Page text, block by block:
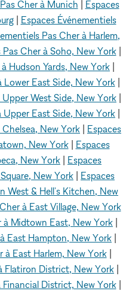
Cher à Munich
Espaces
| Espaces Événementiels
Pas Cher à Harlem,
Cher à Soho, New York|
Hudson Yards, New York
Lower East Side, New York|
West Side, New York
Upper East Side, New York
New York
Espaces
New York| Espaces
New York
Espaces
New York
Espaces
West & Hell's Kitchen, New
à East Village, New York
à Midtown East, New York
East Hampton, New York
à East Harlem, New York|
Flatiron District, New York
Financial District, New York|